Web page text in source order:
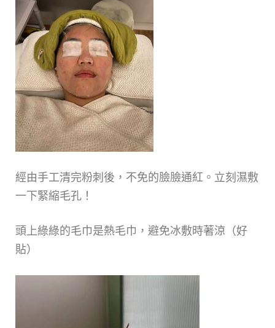
經由手工清完粉刺後，不免的臉臉通紅。立刻濕敷
一下緊縮毛孔！
頭上綠綠的毛巾是熱毛巾，避免冰敷時著涼（好
貼）